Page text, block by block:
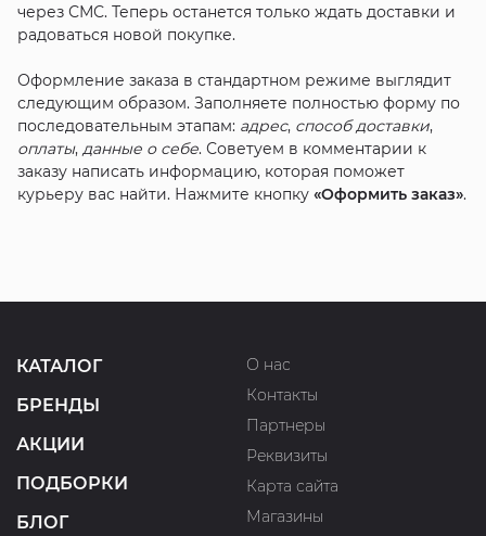
через СМС. Теперь останется только ждать доставки и
радоваться новой покупке.
Оформление заказа в стандартном режиме выглядит
следующим образом. Заполняете полностью форму по
последовательным этапам: адрес, способ доставки,
оплаты, данные о себе. Советуем в комментарии к
заказу написать информацию, которая поможет
курьеру вас найти. Нажмите кнопку «Оформить заказ».
КАТАЛОГ
БРЕНДЫ
АКЦИИ
ПОДБОРКИ
БЛОГ
О нас
Контакты
Партнеры
Реквизиты
Карта сайта
Магазины